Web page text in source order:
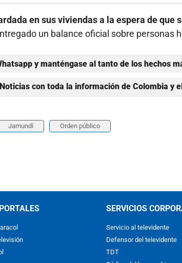
en sus viviendas a la espera de que
un balance oficial sobre personas
y manténgase al tanto de los hechos
con toda la información de Colombia y
Jamundí Orden público
SERVICIOS
Servicio al televidente
Defensor del televidente
TDT